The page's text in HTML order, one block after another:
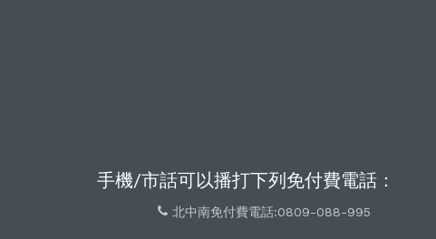
手機/市話可以播打下列免付費電話：
北中南免付費電話:0809-088-995